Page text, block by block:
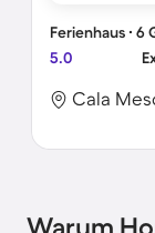
Ferienhaus ∙ 6
5.0
Cala
Warum